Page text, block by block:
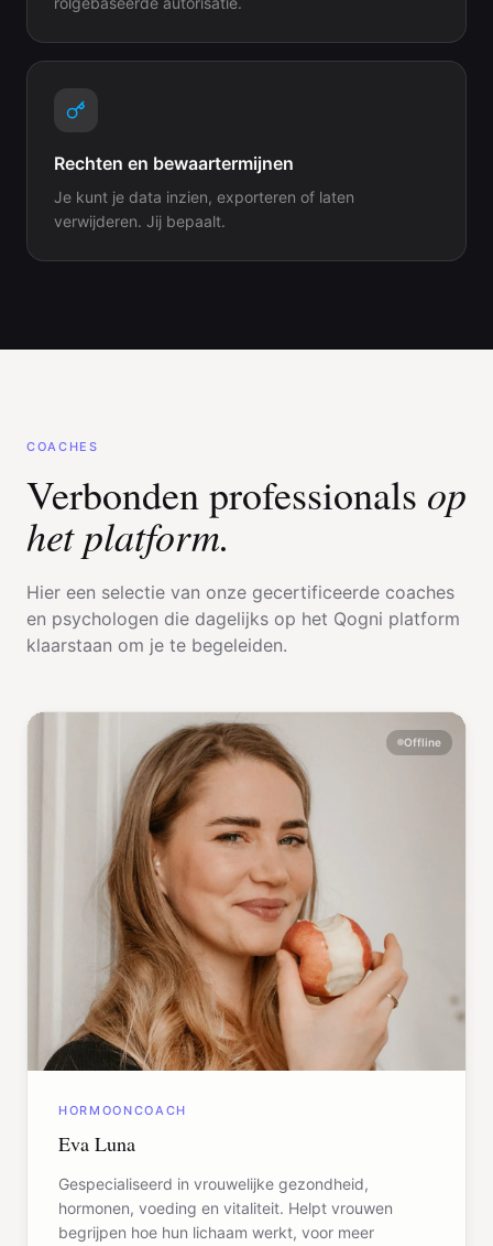
Rechten en bewaartermijnen
Je kunt je data inzien, exporteren of laten
verwijderen. Jij bepaalt.
COACHES
Verbonden professionals op
het platform.
Hier een selectie van onze gecertificeerde coaches
en psychologen die dagelijks op het Qogni platform
klaarstaan om je te begeleiden.
Offline
HORMOONCOACH
Eva Luna
Gespecialiseerd in vrouwelijke gezondheid,
hormonen, voeding en vitaliteit. Helpt vrouwen
begrijpen hoe hun lichaam werkt, voor meer